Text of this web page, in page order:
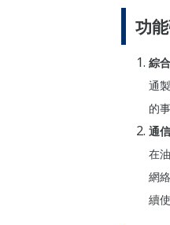
功
綜
通
的
通
在
網
續